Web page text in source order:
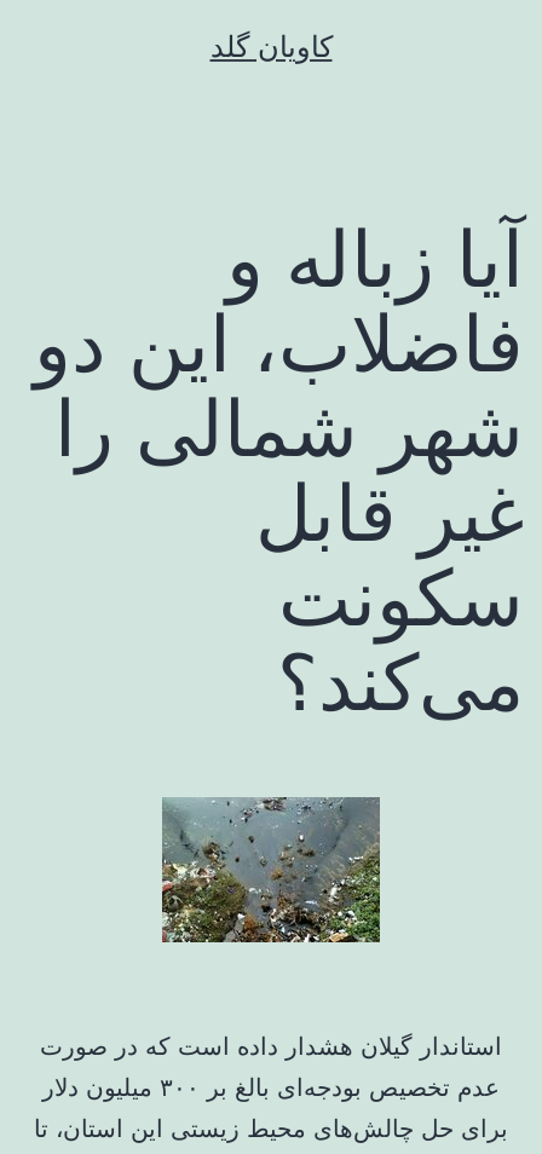
کاویان گلد
آیا زباله و
فاضلاب، این دو
شهر شمالی را
غیر قابل
سکونت
می‌کند؟
استاندار گیلان هشدار داده است که در صورت
عدم تخصیص بودجه‌ای بالغ بر ۳۰۰ میلیون دلار
برای حل چالش‌های محیط زیستی این استان، تا